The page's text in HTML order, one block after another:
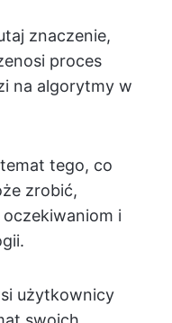
znaczenie,
proces
na algorytmy w
tego, co
zrobić,
i
użytkownicy